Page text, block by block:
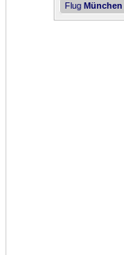
Flug München